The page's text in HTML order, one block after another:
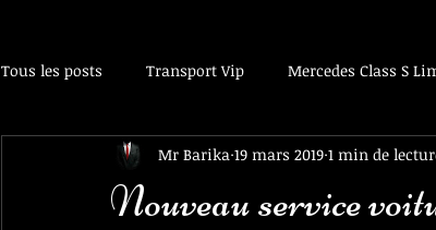
Tous les posts Transport Vip Mercedes Class S
Transfert Aéroport Chauffeur Vtc Voiture
Nouveau service
Mr Barika 19 mars 2019 1 min de